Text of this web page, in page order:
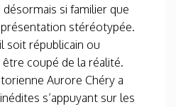
si familier que
stéréotypée.
soit républicain ou
être coupé de la réalité.
Aurore Chéry a
s’appuyant sur les